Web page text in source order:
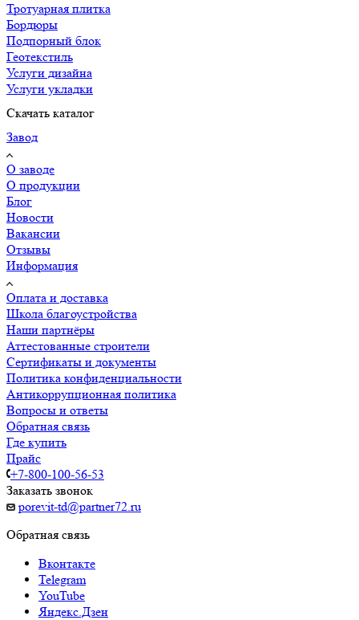
Тротуарная плитка
Бордюры
Подпорный блок
Геотекстиль
Услуги дизайна
Услуги укладки
Скачать каталог
Завод
О заводе
О продукции
Блог
Новости
Вакансии
Отзывы
Информация
Оплата и доставка
Школа благоустройства
Наши партнёры
Аттестованные строители
Сертификаты и документы
Политика конфиденциальности
Антикоррупционная политика
Вопросы и ответы
Обратная связь
Где купить
Прайс
+7-800-100-56-53
Заказать звонок
porevit-td@partner72.ru
Обратная связь
Вконтакте
Telegram
YouTube
Яндекс.Дзен